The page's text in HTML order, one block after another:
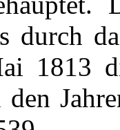
durch
1813
den